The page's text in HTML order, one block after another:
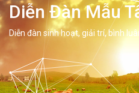
Diễn Đàn Mẫu
Diễn đàn sinh hoạt, giải trí, bình